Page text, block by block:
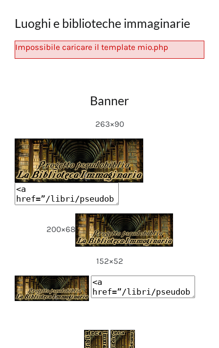
Luoghi e biblioteche immaginarie
Impossibile caricare il template mio.php
Banner
263×90
200×68
152×52